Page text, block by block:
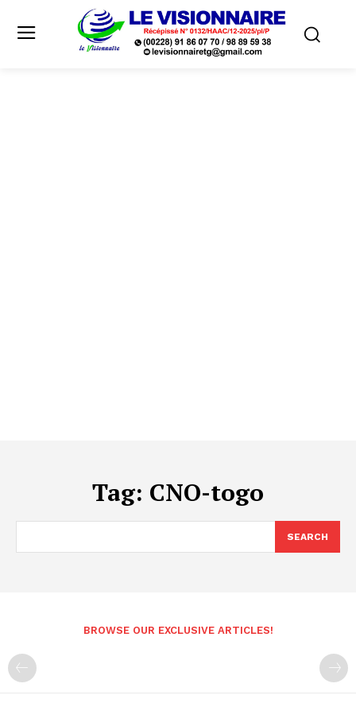
Tag: CNO-togo
SEARCH
BROWSE OUR EXCLUSIVE ARTICLES!